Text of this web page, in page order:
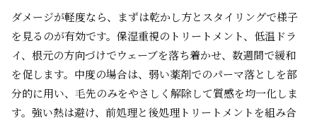
ダメージが軽度なら、まずは乾かし方とスタイリングで様子
を見るのが有効です。保湿重視のトリートメント、低温ドラ
イ、根元の方向づけでウェーブを落ち着かせ、数週間で緩和
を促します。中度の場合は、弱い薬剤でのパーマ落としを部
分的に用い、毛先のみをやさしく解除して質感を均一化しま
す。強い熱は避け、前処理と後処理トリートメントを組み合